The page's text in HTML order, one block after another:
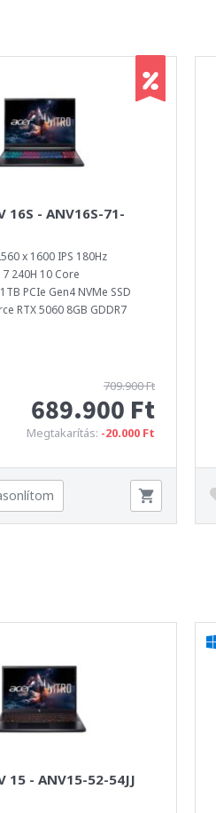
16S - ANV16S-71-
x 1600 IPS 180Hz
240H 10 Core
PCIe Gen4 NVMe SSD
RTX 5060 8GB GDDR7
709.900 Ft
689.900 Ft
Megtakarítás: -20.000 Ft
15 - ANV15-52-54JJ